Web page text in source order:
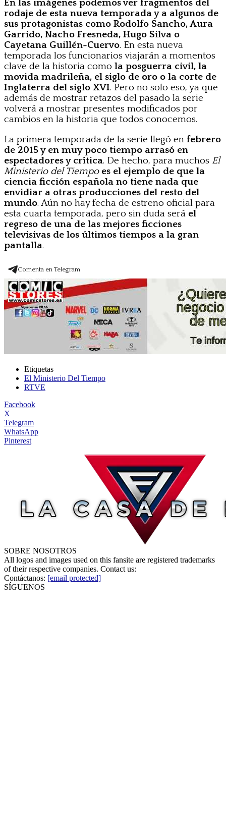
En las imágenes podemos ver fragmentos del
rodaje de esta nueva temporada y a algunos de
sus protagonistas como Rodolfo Sancho, Aura
Garrido, Nacho Fresneda, Hugo Silva o
Cayetana Guillén-Cuervo. En esta nueva
temporada los funcionarios viajarán a momentos
clave de la historia como la posguerra civil, la
movida madrileña, el siglo de oro o la corte de
Inglaterra del siglo XVI. Pero no solo eso, ya que
además de mostrar retazos del pasado la serie
volverá a mostrar presentes modificados por
cambios en la historia que todos conocemos.
La primera temporada de la serie llegó en febrero
de 2015 y en muy poco tiempo arrasó en
espectadores y crítica. De hecho, para muchos El
Ministerio del Tiempo es el ejemplo de que la
ciencia ficción española no tiene nada que
envidiar a otras producciones del resto del
mundo. Aún no hay fecha de estreno oficial para
esta cuarta temporada, pero sin duda será el
regreso de una de las mejores ficciones
televisivas de los últimos tiempos a la gran
pantalla.
Comenta en Telegram
Etiquetas
El Ministerio Del Tiempo
RTVE
Facebook
X
Telegram
WhatsApp
Pinterest
SOBRE NOSOTROS
All logos and images used on this fansite are registered trademarks
of their respective companies. Contact us:
Contáctanos: [email protected]
SÍGUENOS